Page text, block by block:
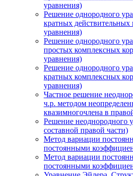
уравнения)
Решение однородного
кратных действительных
уравнения)
Решение однородного
простых комплексных
уравнения)
Решение однородного
кратных комплексных
уравнения)
Частное решение
ч.р. методом
квазимногочлена в
Решение неоднородного
составной правой части)
Метод вариации
постоянными
Метод вариации
постоянными